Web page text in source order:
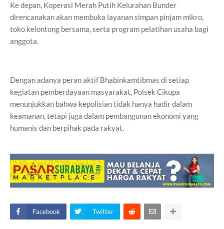
Ke depan, Koperasi Merah Putih Kelurahan Bunder
direncanakan akan membuka layanan simpan pinjam mikro,
toko kelontong bersama, serta program pelatihan usaha bagi
anggota.
Dengan adanya peran aktif Bhabinkamtibmas di setiap
kegiatan pemberdayaan masyarakat, Polsek Cikupa
menunjukkan bahwa kepolisian tidak hanya hadir dalam
keamanan, tetapi juga dalam pembangunan ekonomi yang
humanis dan berpihak pada rakyat.
Facebook Twitter